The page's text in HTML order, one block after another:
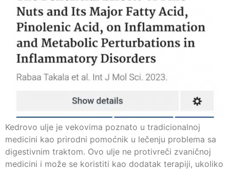
Kedrovo ulje je vekovima poznato u tradicionalnoj
medicini kao prirodni pomoćnik u lečenju problema sa
digestivnim traktom. Ovo ulje ne protivreči zvaničnoj
medicini i može se koristiti kao dodatak terapiji, ukoliko